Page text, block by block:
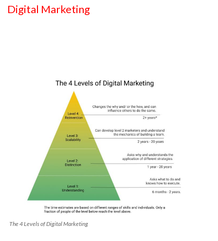
Digital Marketing
The 4 Levels of Digital Marketing